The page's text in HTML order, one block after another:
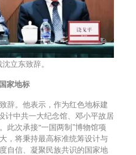
立东致辞。
家地标
辞。他表示，作为红色地标建
计中共一大纪念馆、邓小平故居
此次承接“一国两制”博物馆项
，将秉持最高标准统筹设计与
自信、凝聚民族共识的国家地